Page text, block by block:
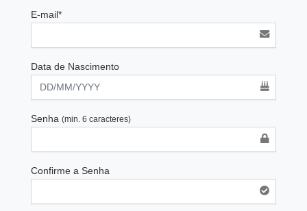
E-mail*
Data de Nascimento
Senha (min. 6 caracteres)
Confirme a Senha